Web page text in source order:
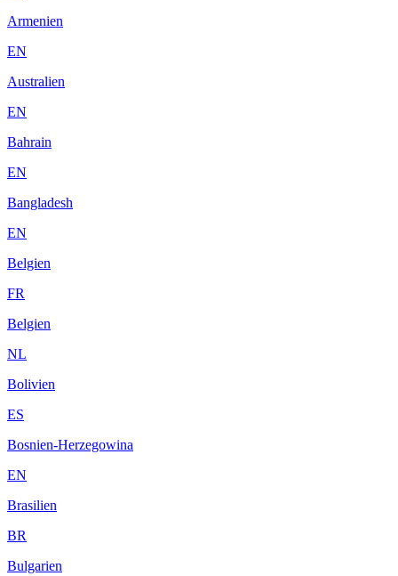
Armenien
EN
Australien
EN
Bahrain
EN
Bangladesh
EN
Belgien
FR
Belgien
NL
Bolivien
ES
Bosnien-Herzegowina
EN
Brasilien
BR
Bulgarien